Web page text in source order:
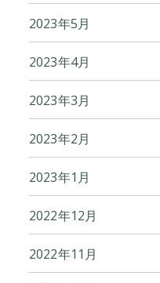
2023年5月
2023年4月
2023年3月
2023年2月
2023年1月
2022年12月
2022年11月